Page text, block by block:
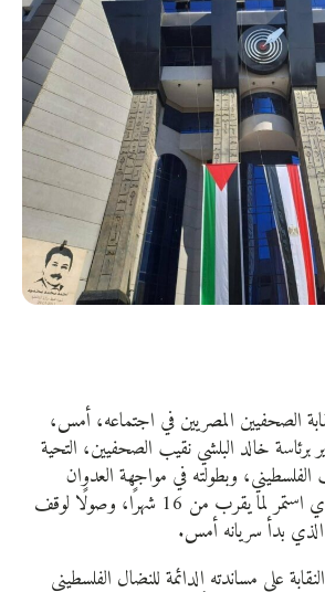
الصحفيين المصريين في اجتماعه، أمس،
19 يناير برئاسة خالد البلشي نقيب الصحفيين، التحية
وبطولته في مواجهة العدوان
الصهيوني، الذي استمر لما يقرب من 16 شهرًا، وصولًا لوقف
بدأ سريانه أمس.
على مساندته الدائمة للنضال الفلسطيني